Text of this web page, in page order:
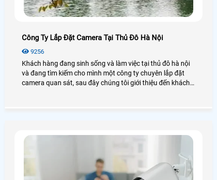
Công Ty Lắp Đặt Camera Tại Thủ Đô Hà Nội
9256
Khách hàng đang sinh sống và làm việc tại thủ đô hà nội
và đang tìm kiếm cho mình một công ty chuyên lắp đặt
camera quan sát, sau đây chúng tôi giới thiệu đến khách